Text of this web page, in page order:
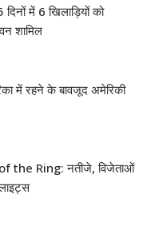
में 6 खिलाड़ियों को
शामिल
में रहने के बावजूद अमेरिकी
the Ring: नतीजे, विजेताओं